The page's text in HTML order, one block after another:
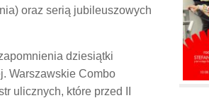
oraz serią jubileuszowych
dziesiątki
Warszawskie Combo
ulicznych, które przed II